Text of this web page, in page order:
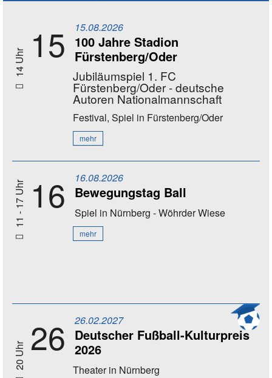
14 Uhr 15 15.08.2026
100 Jahre Stadion
Fürstenberg/Oder
Jubiläumspiel 1. FC
Fürstenberg/Oder - deutsche
Autoren Nationalmannschaft
Festival, Spiel in Fürstenberg/Oder
mehr
11 - 17 Uhr 16 16.08.2026
Bewegungstag Ball
Spiel in Nürnberg - Wöhrder Wiese
mehr
20 Uhr 26 26.02.2027
Deutscher Fußball-Kulturpreis
2026
Theaterin Nürnberg